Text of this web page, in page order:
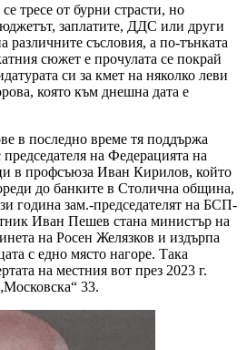
тресе от бурни страсти, но
заплатите, ДДС или други
различните съсловия, а по-тънката
сюжет е прочулата се покрай
си за кмет на няколко леви
която към днешна дата е
в последно време тя поддържа
на Федерацията на
в профсъюза Иван Кирилов, който
до банките в Столична община,
година зам.-председателят на БСП-
Иван Пешев стана министър на
на Росен Желязков и издърпа
с едно място нагоре. Така
на местния вот през 2023 г.
33.